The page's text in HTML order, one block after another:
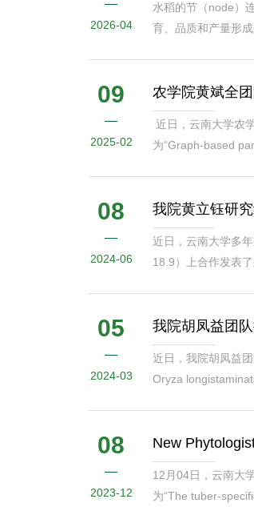
水稻的节（node）
育、品质和产量形
2026-04
农学院黄斌全
近日，云南大学农
为“Graph-based
09
2025-02
我院黄立钰研
近日，云南大学多
18.9）上合作发表
08
2024-06
我院胡凤益团
近日，我院胡凤益
Oryza
05
2024-03
New
12月04日，云南大
为“The tuber-
08
2023-12